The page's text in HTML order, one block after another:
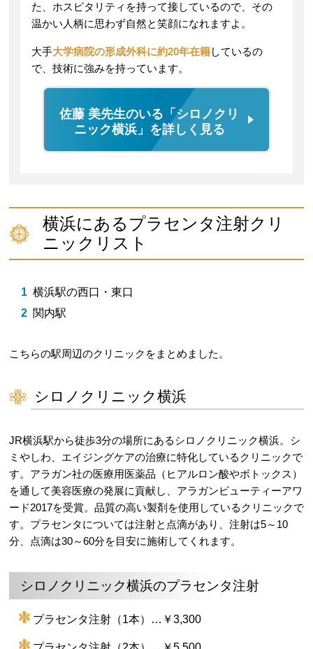
た、ホスピタリティを持って接しているので、その
温かい人柄に思わず自然と笑顔になれますよ。
大手大学病院の形成外科に約20年在籍しているの
で、技術に強みを持っています。
佐藤 美先生のいる「シロノクリ
ニック横浜」を詳しく見る
横浜にあるプラセンタ注射クリ
ニックリスト
横浜駅の西口・東口
関内駅
こちらの駅周辺のクリニックをまとめました。
シロノクリニック横浜
JR横浜駅から徒歩3分の場所にあるシロノクリニック横浜。シ
ミやしわ、エイジングケアの治療に特化しているクリニックで
す。アラガン社の医療用医薬品（ヒアルロン酸やボトックス）
を通して美容医療の発展に貢献し、アラガンビューティーアワ
ード2017を受賞。品質の高い製剤を使用しているクリニックで
す。プラセンタについては注射と点滴があり、注射は5～10
分、点滴は30～60分を目安に施術してくれます。
シロノクリニック横浜のプラセンタ注射
プラセンタ注射（1本）…￥3,300